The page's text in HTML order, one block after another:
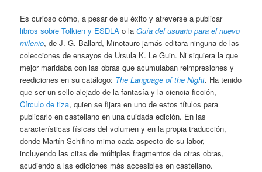
Es curioso cómo, a pesar de su éxito y atreverse a publicar
libros sobre Tolkien y ESDLA o laGuía del usuario para el nuevo
milenio, de J. G. Ballard, Minotauro jamás editara ninguna de las
colecciones de ensayos de Ursula K. Le Guin. Ni siquiera la que
mejor maridaba con las obras que acumulaban reimpresiones y
reediciones en su catálogo: The Language of the Night. Ha tenido
que ser un sello alejado de la fantasía y la ciencia ficción,
Círculo de tiza, quien se fijara en uno de estos títulos para
publicarlo en castellano en una cuidada edición. En las
características físicas del volumen y en la propia traducción,
donde Martín Schifino mima cada aspecto de su labor,
incluyendo las citas de múltiples fragmentos de otras obras,
acudiendo a las ediciones más accesibles en castellano.